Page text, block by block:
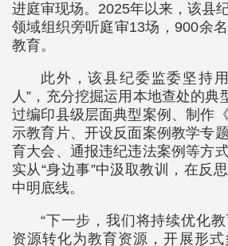
进庭审现场。2025年以来，该县
领域组织旁听庭审13场，900余
教育。
此外，该县纪委监委坚持
人”，充分挖掘运用本地查处的典
过编印县级层面典型案例、制作
示教育片、开设反面案例教学专
育大会、通报违纪违法案例等方
实从“身边事”中汲取教训，在反
中明底线。
“下一步，我们将持续优化
资源转化为教育资源，开展形